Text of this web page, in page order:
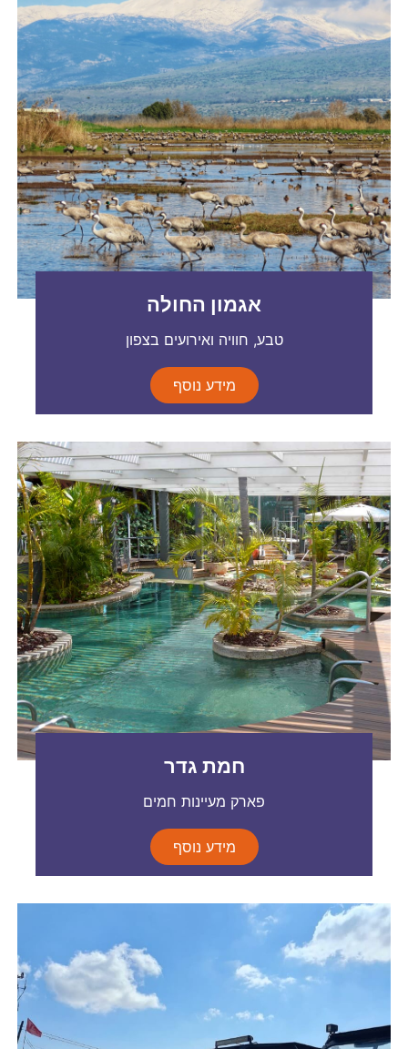
אגמון החולה
טבע, חוויה ואירועים בצפון
מידע נוסף
חמת גדר
פארק מעיינות חמים
מידע נוסף